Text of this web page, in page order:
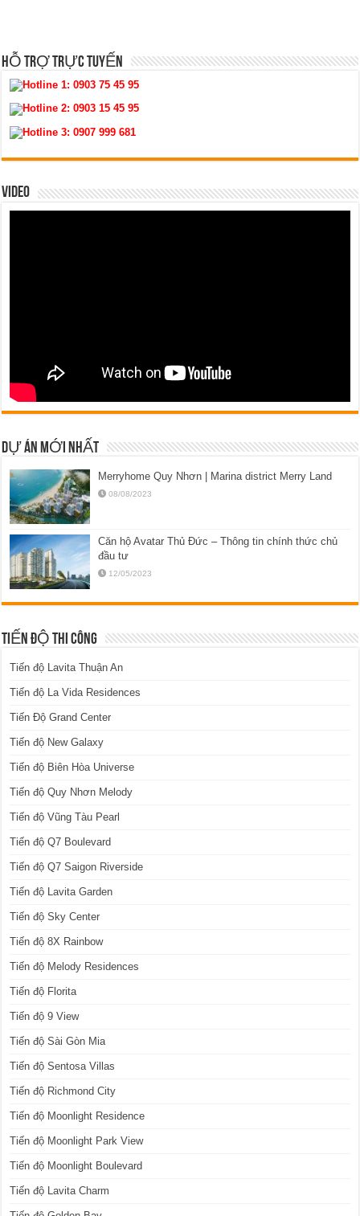
HỖ TRỢ TRỰC TUYẾN
Hotline 1:0903 75 45 95
Hotline 2:0903 15 45 95
Hotline 3:0907 999 681
VIDEO
DỰ ÁN MỚI NHẤT
Merryhome Quy Nhơn | Marina district Merry Land
08/08/2023
Căn hộ Avatar Thủ Đức – Thông tin chính thức chủ
đầu tư
12/05/2023
TIẾN ĐỘ THI CÔNG
Tiến độ Lavita Thuận An
Tiến độ La Vida Residences
Tiến Độ Grand Center
Tiến độ New Galaxy
Tiến độ Biên Hòa Universe
Tiến độ Quy Nhơn Melody
Tiến độ Vũng Tàu Pearl
Tiến độ Q7 Boulevard
Tiến độ Q7 Saigon Riverside
Tiến độ Lavita Garden
Tiến độ Sky Center
Tiến độ 8X Rainbow
Tiến độ Melody Residences
Tiến độ Florita
Tiến độ 9 View
Tiến độ Sài Gòn Mia
Tiến độ Sentosa Villas
Tiến độ Richmond City
Tiến độ Moonlight Residence
Tiến độ Moonlight Park View
Tiến độ Moonlight Boulevard
Tiến độ Lavita Charm